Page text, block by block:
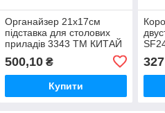
Органайзер 21х17см
підставка для столових
приладів 3343 ТМ КИТАЙ
500,10₴
Купити